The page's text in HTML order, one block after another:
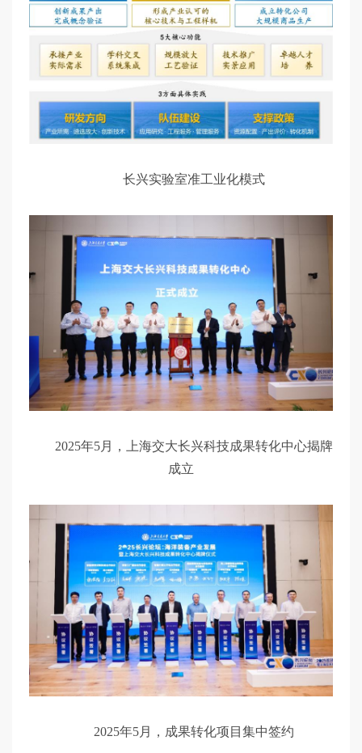
长兴实验室准工业化模式
2025年5月，上海交大长兴科技成果转化中心揭牌
成立
2025年5月，成果转化项目集中签约